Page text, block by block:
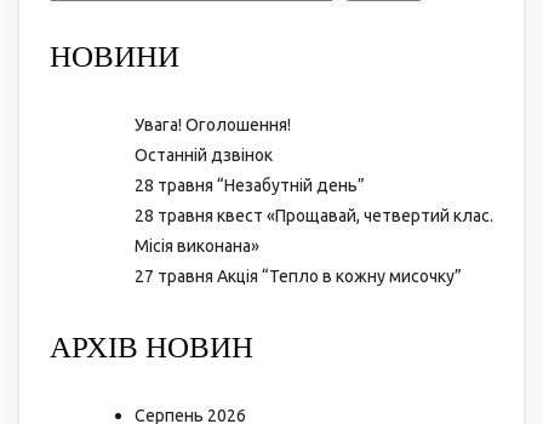
НОВИНИ
Увага! Оголошення!
Останній дзвінок
28 травня “Незабутній день”
28 травня квест «Прощавай, четвертий клас.
Місія виконана»
27 травня Акція “Тепло в кожну мисочку”
АРХІВ НОВИН
Серпень 2026